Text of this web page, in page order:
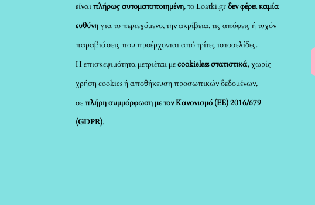
είναιπλήρως αυτοματοποιημένη, το Loatki.grδεν φέρει καμία
ευθύνηγια το περιεχόμενο, την ακρίβεια, τις απόψεις ή τυχόν
παραβιάσεις που προέρχονται από τρίτες ιστοσελίδες.
Η επισκεψιμότητα μετριέται μεcookieless στατιστικά, χωρίς
χρήση cookies ή αποθήκευση προσωπικών δεδομένων,
σεπλήρη συμμόρφωση με τον Κανονισμό (ΕΕ) 2016/679
(GDPR).